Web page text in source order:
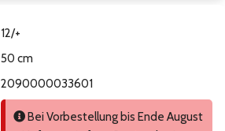
12/+
50 cm
2090000033601
Bei Vorbestellung bis Ende August